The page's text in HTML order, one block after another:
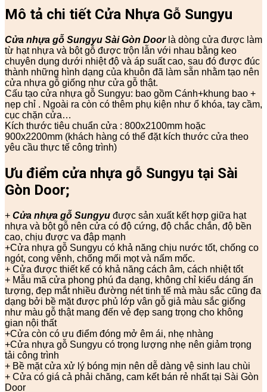
Mô tả chi tiết Cửa Nhựa Gỗ Sungyu
Cửa nhựa gỗ Sungyu Sài Gòn Doorlà dòng cửa được làm
từ hạt nhựa và bột gỗ được trộn lẫn với nhau bằng keo
chuyên dụng dưới nhiệt độ và áp suất cao, sau đó được đúc
thành những hình dạng của khuôn đã làm sẵn nhằm tạo nên
cửa nhựa gỗ giống như cửa gỗ thật.
Cấu tạo cửa nhựa gỗ Sungyu: bao gồm Cánh+khung bao +
nẹp chỉ . Ngoài ra còn có thêm phụ kiện như ổ khóa, tay cầm,
cục chặn cửa…
Kích thước tiêu chuẩn cửa : 800x2100mm hoặc
900x2200mm (khách hàng có thể đặt kích thước cửa theo
yêu cầu thực tế công trình)
Ưu điểm cửa nhựa gỗ Sungyu tại Sài
Gòn Door;
+ Cửa nhựa gỗ Sungyu được sản xuất kết hợp giữa hạt
nhựa và bột gỗ nên cửa có độ cứng, độ chắc chắn, độ bền
cao, chịu được va đập mạnh
+Cửa nhựa gỗ Sungyu có khả năng chịu nước tốt, chống co
ngót, cong vênh, chống mối mọt và nấm mốc.
+ Cửa được thiết kế có khả năng cách âm, cách nhiệt tốt
+ Mẫu mã cửa phong phú đa dạng, không chỉ kiểu dáng ấn
tượng, đẹp mắt nhiều đường nét tinh tế mà màu sắc cũng đa
dạng bởi bề mặt được phủ lớp vân gỗ giả màu sắc giống
như màu gỗ thật mang đến vẻ đẹp sang trọng cho không
gian nội thất
+Cửa còn có ưu điểm đóng mở êm ái, nhẹ nhàng
+Cửa nhựa gỗ Sungyu có trọng lượng nhẹ nên giảm trọng
tải công trình
+ Bề mặt cửa xử lý bóng mịn nên dễ dàng vệ sinh lau chùi
+ Cửa có giá cả phải chăng, cam kết bán rẻ nhất tại Sài Gòn
Door